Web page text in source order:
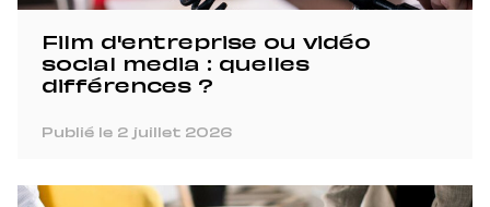
Film d'entreprise ou vidéo
social media : quelles
différences ?
Publié le 2 juillet 2026